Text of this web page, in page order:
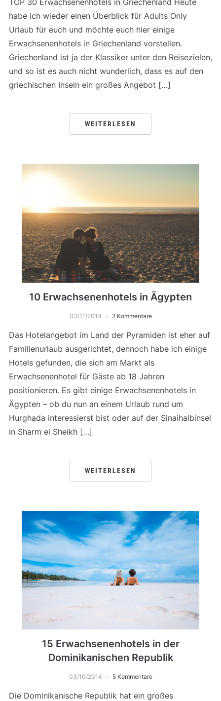
TOP 30 Erwachsenenhotels in Griechenland Heute
habe ich wieder einen Überblick für Adults Only
Urlaub für euch und möchte euch hier einige
Erwachsenenhotels in Griechenland vorstellen.
Griechenland ist ja der Klassiker unter den Reisezielen,
und so ist es auch nicht wunderlich, dass es auf den
griechischen Inseln ein großes Angebot […]
WEITERLESEN
10 Erwachsenenhotels in Ägypten
03/11/2014 2 Kommentare
Das Hotelangebot im Land der Pyramiden ist eher auf
Familienurlaub ausgerichtet, dennoch habe ich einige
Hotels gefunden, die sich am Markt als
Erwachsenenhotel für Gäste ab 18 Jahren
positionieren. Es gibt einige Erwachsenenhotels in
Ägypten – ob du nun an einem Urlaub rund um
Hurghada interessierst bist oder auf der Sinaihalbinsel
in Sharm el Sheikh […]
WEITERLESEN
15 Erwachsenenhotels in der
Dominikanischen Republik
03/10/2014 5 Kommentare
Die Dominikanische Republik hat ein großes